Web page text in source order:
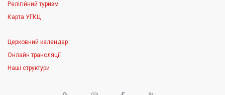
Релігійний туризм
Карта УГКЦ
Церковний календар
Онлайн трансляції
Наші структури